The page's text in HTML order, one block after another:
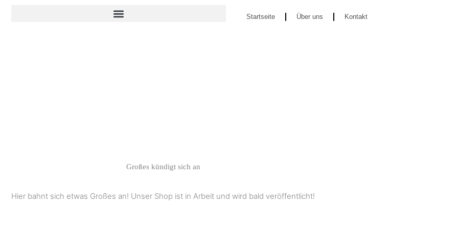
Startseite Über uns Kontakt
Großes kündigt sich an
Hier bahnt sich etwas Großes an! Unser Shop ist in Arbeit und wird bald veröffentlicht!